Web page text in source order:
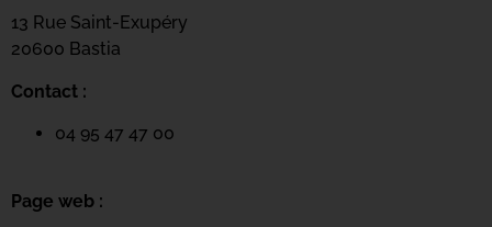
13 Rue Saint-Exupéry
20600 Bastia
Contact :
04 95 47 47 00
Page web :